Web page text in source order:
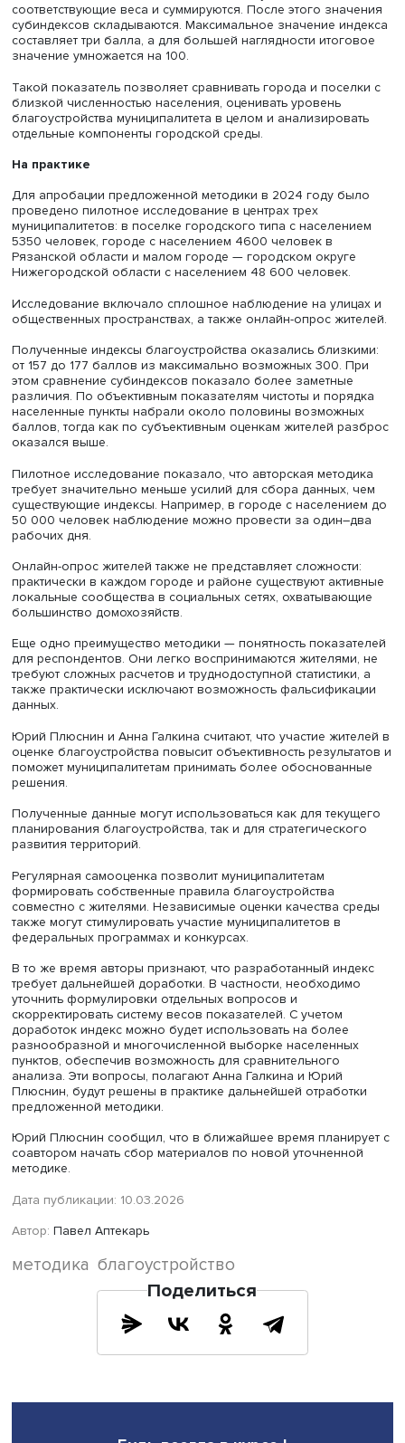
Фото: iStock
В блоке «Порядок» внимание уделяется
состоянию ключевых общественных объектов — домов
городских рынков. Эти места играют важную роль в
общественной жизни и служат пространствами
жителей.
Другие индикаторы оценивают удобство передвижения,
безопасность на улицах и активность муниципальной
администрации в поддержании комфортной городской
городской среды жителями. Эти данные собираются с
помощью опросов. Вопросы выстраиваются по
частного к общему»: от оценки двора и придомовой
территории — к улице, городским пространствам и
населенному пункту в целом.
При расчете субиндексов используются различные
показателей, определенные экспертным способом.
Наибольшее значение получили индикаторы чистоты
благоустройства дворов.
Эксперты НИУ ВШЭ предлагают следующий алгоритм
индекса: сначала вычисляются средние значения
соответствующие веса и суммируются. После этого
субиндексов складываются. Максимальное значение
составляет три балла, а для большей наглядности
значение умножается на 100.
Такой показатель позволяет сравнивать города и
близкой численностью населения, оценивать уровень
отдельные компоненты городской среды.
На практике
проведено пилотное исследование в центрах трех
муниципалитетов: в поселке городского типа с
5350 человек, городе с населением 4600 человек в
Рязанской области и малом городе — городском
Нижегородской области с населением 48 600 человек.
Исследование включало сплошное наблюдение на
общественных пространствах, а также онлайн-опрос
Полученные индексы благоустройства оказались
от 157 до 177 баллов из максимально возможных 300.
этом сравнение субиндексов показало более
населенные пункты набрали около половины
оказался выше.
Пилотное исследование показало, что авторская
требует значительно меньше усилий для сбора
50 000 человек наблюдение можно провести за